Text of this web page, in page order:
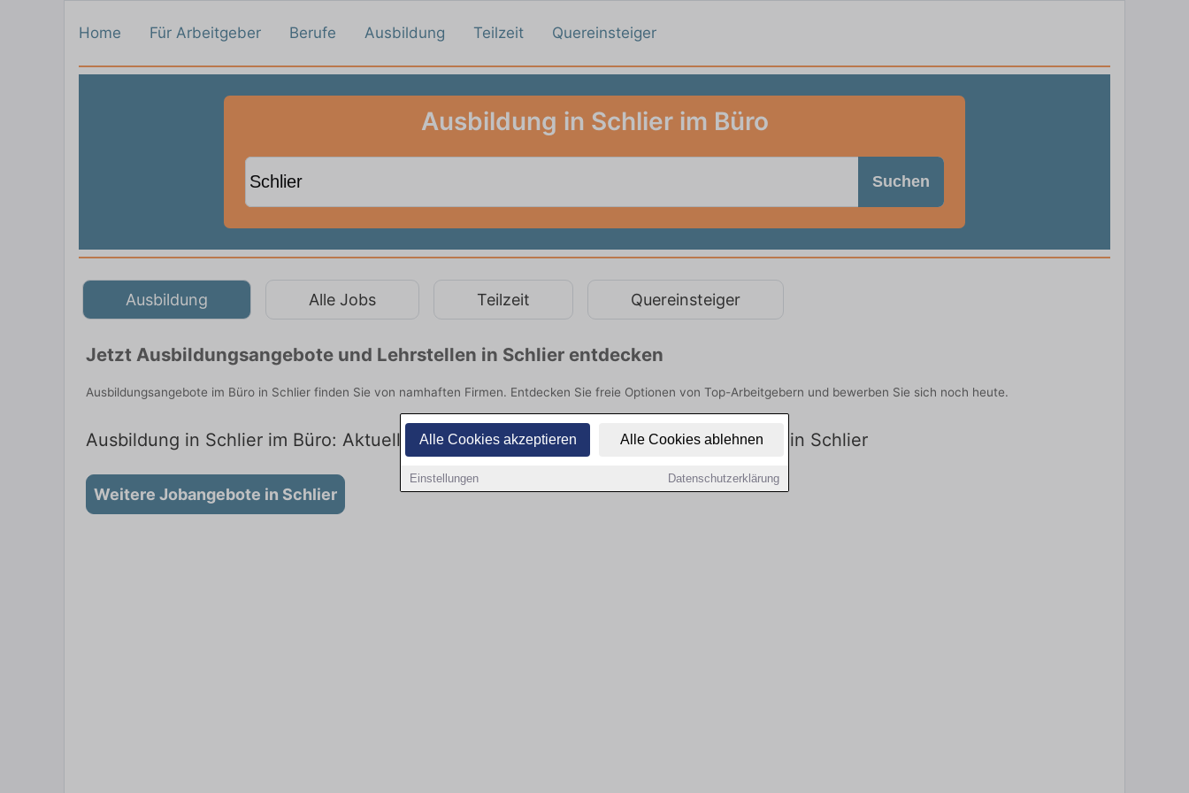
Alle Cookies akzeptieren Alle Cookies ablehnen
Einstellungen Datenschutzerklärung
Home Für Arbeitgeber Berufe Ausbildung Teilzeit Quereinsteiger
Ausbildung in Schlier im Büro
Suchen
Ausbildung Alle Jobs Teilzeit Quereinsteiger
Jetzt Ausbildungsangebote und Lehrstellen in Schlier entdecken
Ausbildungsangebote im Büro in Schlier finden Sie von namhaften Firmen. Entdecken Sie freie Optionen von Top-Arbeitgebern und bewerben Sie sich noch heute.
Ausbildung in Schlier im Büro: Aktuell gibt es keine Stellenangebote für Ausbildung in Schlier
Weitere Jobangebote in Schlier